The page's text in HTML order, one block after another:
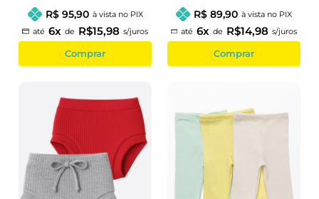
R$ 95,90 à vista no PIX
até 6x de R$15,98 s/juros
Comprar
R$ 89,90 à vista no PIX
até 6x de R$14,98 s/juros
Comprar